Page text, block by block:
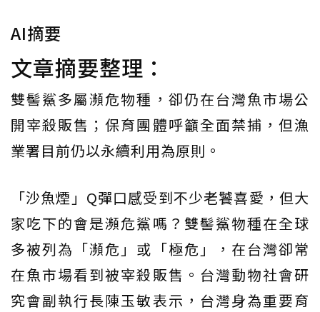
AI摘要
文章摘要整理：
雙髻鯊多屬瀕危物種，卻仍在台灣魚市場公
開宰殺販售；保育團體呼籲全面禁捕，但漁
業署目前仍以永續利用為原則。
「沙魚煙」Q彈口感受到不少老饕喜愛，但大
家吃下的會是瀕危鯊嗎？雙髻鯊物種在全球
多被列為「瀕危」或「極危」，在台灣卻常
在魚市場看到被宰殺販售。台灣動物社會研
究會副執行長陳玉敏表示，台灣身為重要育